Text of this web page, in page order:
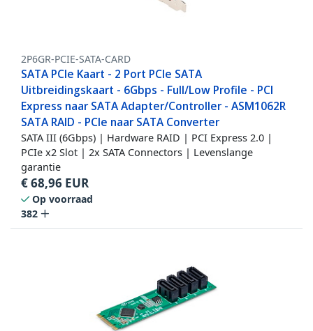
2P6GR-PCIE-SATA-CARD
SATA PCIe Kaart - 2 Port PCIe SATA
Uitbreidingskaart - 6Gbps - Full/Low Profile - PCI
Express naar SATA Adapter/Controller - ASM1062R
SATA RAID - PCIe naar SATA Converter
SATA III (6Gbps) | Hardware RAID | PCI Express 2.0 |
PCIe x2 Slot | 2x SATA Connectors | Levenslange
garantie
€68,96 EUR
Op voorraad
382